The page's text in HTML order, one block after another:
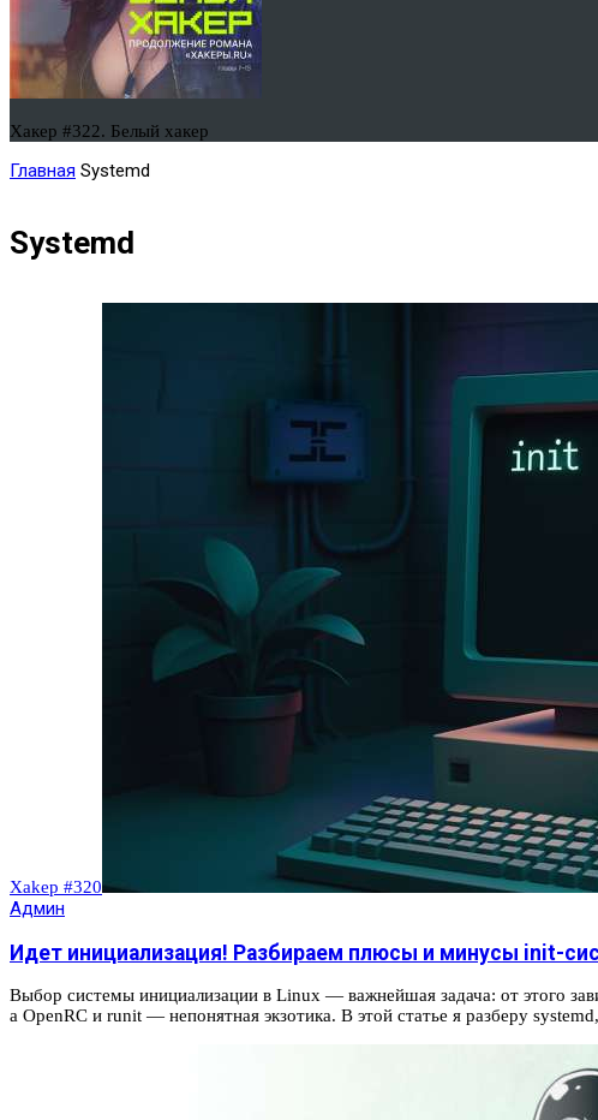
Хакер #322. Белый хакер
Главная Systemd
Systemd
Xakep #320
Админ
Идет инициализация! Разбираем плюсы и минусы init-
Выбор системы инициализации в Linux — важнейшая задача: от этого
а OpenRC и runit — непонятная экзотика. В этой статье я разберу